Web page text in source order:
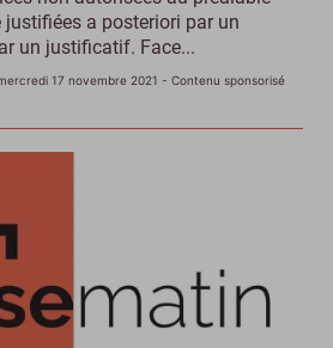
justifiées a posteriori par un
un justificatif. Face...
17 novembre 2021 - Contenu sponsorisé